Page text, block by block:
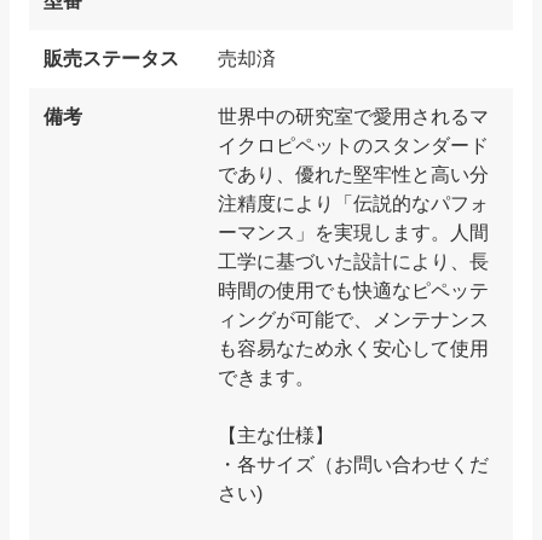
販売ステータス 売却済
備考
世界中の研究室で愛用されるマ
イクロピペットのスタンダード
であり、優れた堅牢性と高い分
注精度により「伝説的なパフォ
ーマンス」を実現します。人間
工学に基づいた設計により、長
時間の使用でも快適なピペッテ
ィングが可能で、メンテナンス
も容易なため永く安心して使用
できます。
【主な仕様】
・各サイズ（お問い合わせくだ
さい)